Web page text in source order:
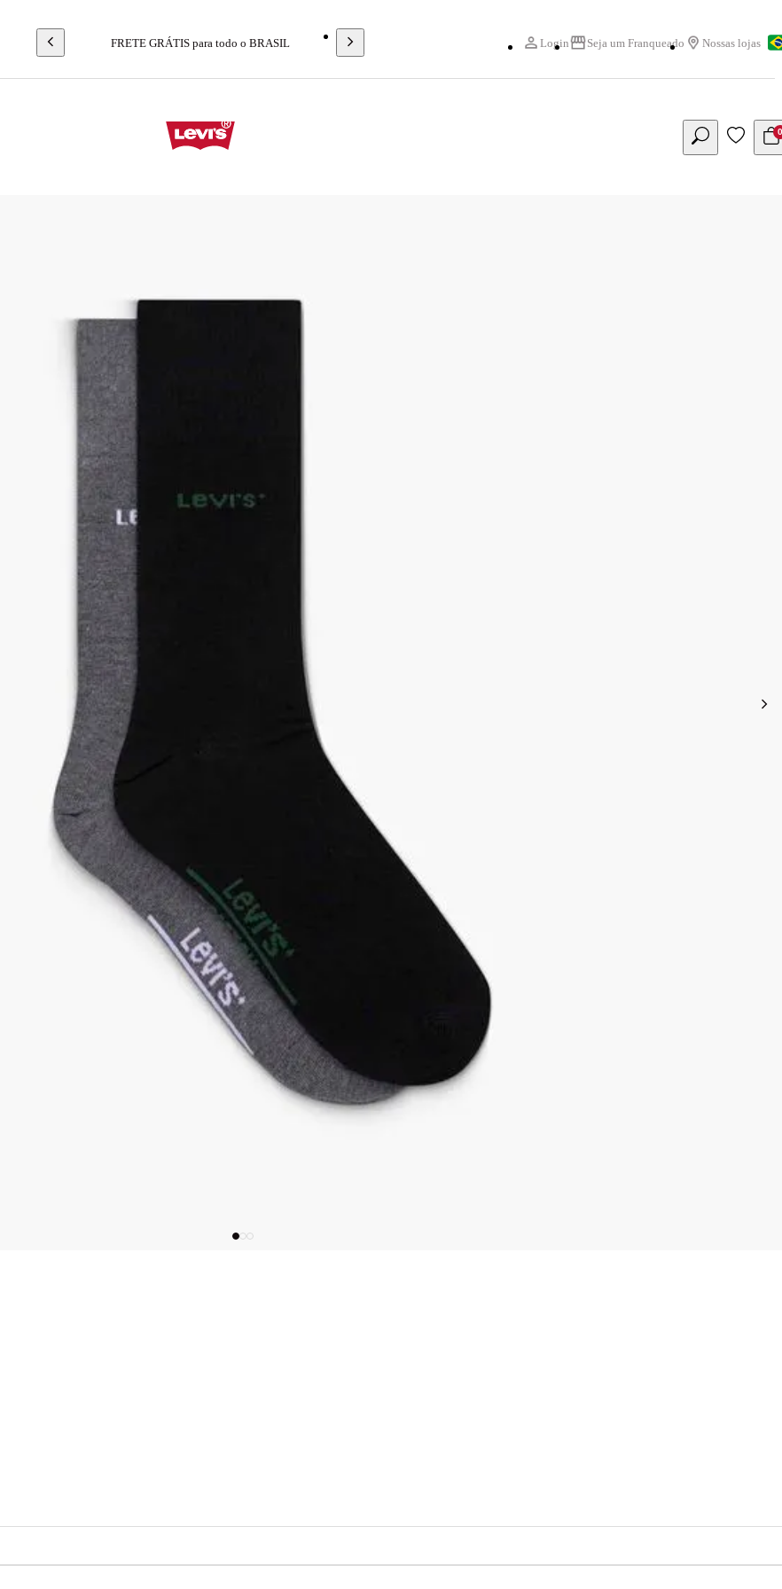
FRETE GRÁTIS para todo o BRASIL Login Seja um Franqueado Nossas lojas
0